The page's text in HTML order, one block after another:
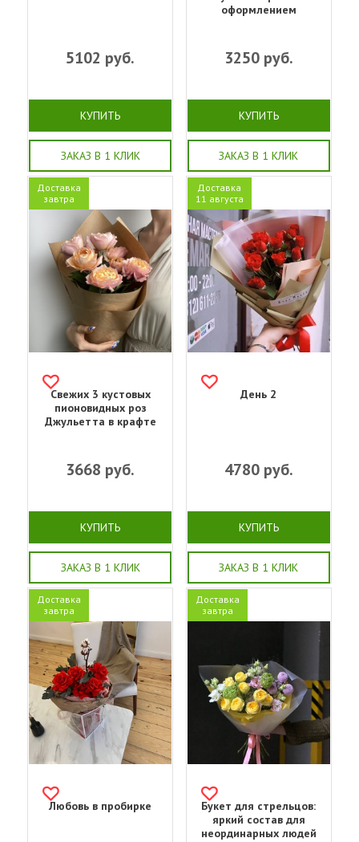
5102 руб.
КУПИТЬ
ЗАКАЗ В 1 КЛИК
оформлением
3250руб.
КУПИТЬ
ЗАКАЗ В 1 КЛИК
Доставка
завтра
Свежих 3 кустовых
пионовидных роз
Джульетта в крафте
3668 руб.
КУПИТЬ
ЗАКАЗ В 1 КЛИК
Доставка
11 августа
День 2
4780руб.
КУПИТЬ
ЗАКАЗ В 1 КЛИК
Доставка
завтра
Любовь в пробирке
Доставка
завтра
Букет для стрельцов:
яркий состав для
неординарных людей